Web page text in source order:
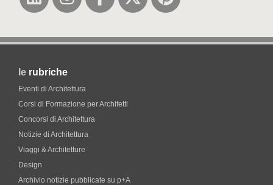
le rubriche
Eventi di Architettura
Corsi di Formazione per Architetti
Concorsi di Architettura
Notizie di Architettura
Viaggi & Architetture
Design
Archivio notizie pubblicate su p+A